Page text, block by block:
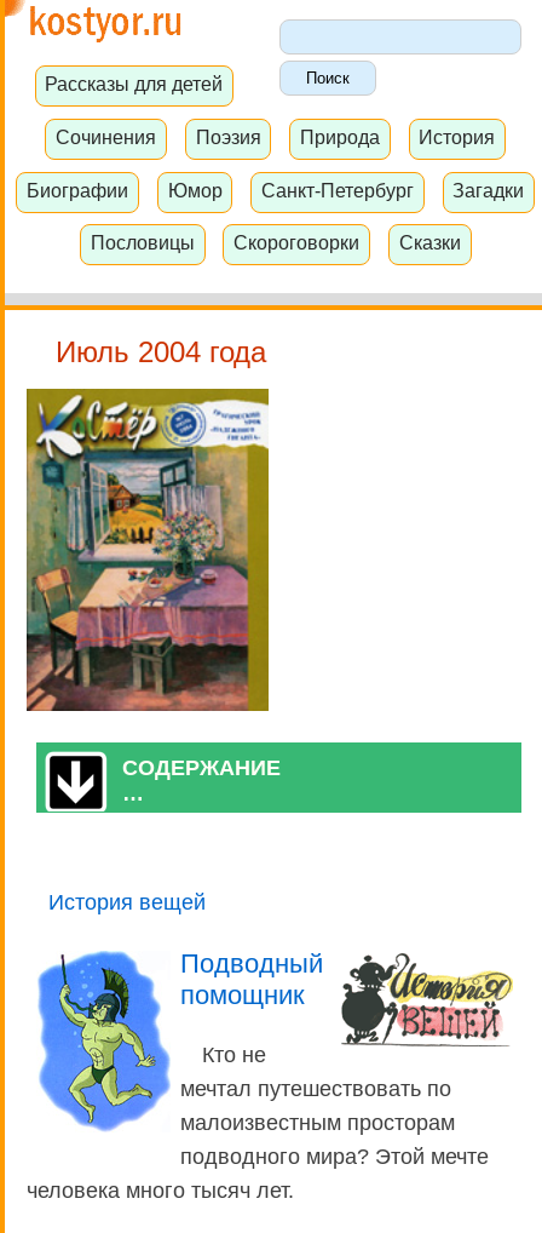
Рассказы для детей
Сочинения Поэзия Природа История
Биографии Юмор Санкт-Петербург Загадки
Пословицы Скороговорки Сказки
Июль 2004 года
СОДЕРЖАНИЕ
…
История вещей
Подводный
помощник
Кто не
мечтал путешествовать по
малоизвестным просторам
подводного мира? Этой мечте
человека много тысяч лет.